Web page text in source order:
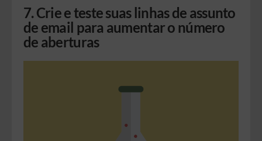
7. Crie e teste suas linhas de assunto
de email para aumentar o número
de aberturas